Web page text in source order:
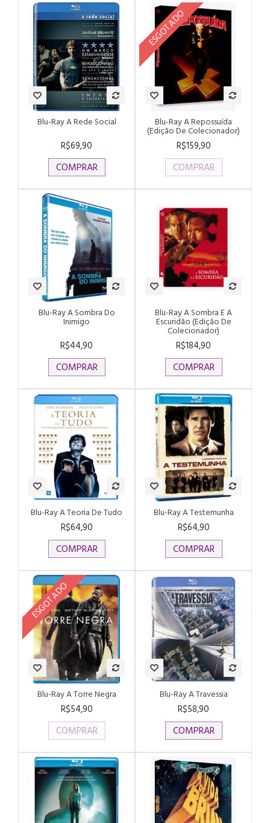
Blu-Ray A Rede Social
R$69,90
COMPRAR
ESGOTADO
Blu-Ray A Repossuída
(Edição De Colecionador)
R$159,90
COMPRAR
Blu-Ray A Sombra Do
Inimigo
R$44,90
COMPRAR
Blu-Ray A Sombra E A
Escuridão (Edição De
Colecionador)
R$184,90
COMPRAR
Blu-Ray A Teoria De Tudo
R$64,90
COMPRAR
Blu-Ray A Testemunha
R$64,90
COMPRAR
ESGOTADO
Blu-Ray A Torre Negra
R$54,90
COMPRAR
Blu-Ray A Travessia
R$58,90
COMPRAR